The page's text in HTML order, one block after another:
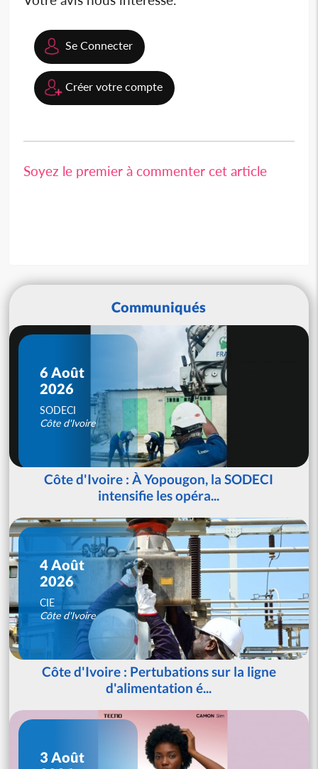
Se Connecter
Créer votre compte
Soyez le premier à commenter cet article
Communiqués
6 Août
2026
SODECI
Côte d'Ivoire
Côte d'Ivoire : À Yopougon, la SODECI
intensifie les opéra...
4 Août
2026
CIE
Côte d'Ivoire
Côte d'Ivoire : Pertubations sur la ligne
d'alimentation é...
3 Août